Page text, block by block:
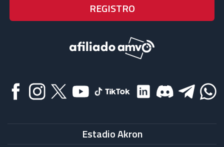
Estadio Akron